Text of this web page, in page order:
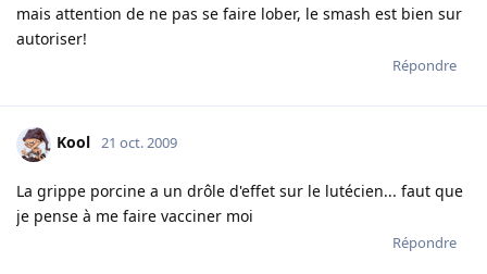
mais attention de ne pas se faire lober, le smash est bien sur
autoriser!
Répondre
Kool 21 oct. 2009
La grippe porcine a un drôle d'effet sur le lutécien... faut que
je pense à me faire vacciner moi
Répondre